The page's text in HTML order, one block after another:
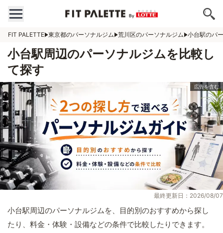
FIT PALETTE 東京都のパーソナルジム 荒川区のパーソナルジム 小台駅のパ
小台駅周辺のパーソナルジムを比較し
て探す
最終更新日：2026/08/07
小台駅周辺のパーソナルジムを、目的別のおすすめから探し
たり、料金・体験・設備などの条件で比較したりできます。